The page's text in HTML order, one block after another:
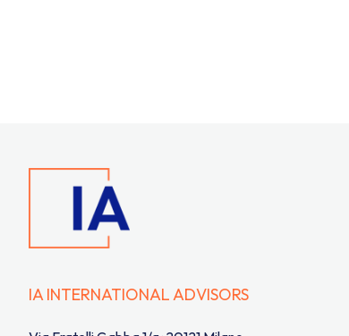
IA INTERNATIONAL ADVISORS